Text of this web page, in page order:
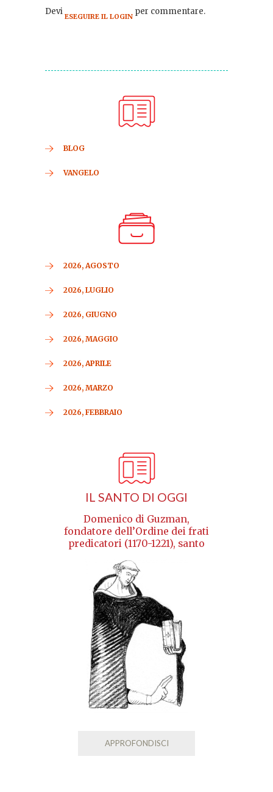
Devi ESEGUIRE IL LOGIN per commentare.
BLOG
VANGELO
2026, AGOSTO
2026, LUGLIO
2026, GIUGNO
2026, MAGGIO
2026, APRILE
2026, MARZO
2026, FEBBRAIO
IL SANTO DI OGGI
Domenico di Guzman,
fondatore dell’Ordine dei frati
predicatori (1170-1221), santo
APPROFONDISCI